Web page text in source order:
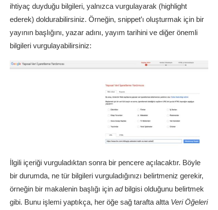
ihtiyaç duyduğu bilgileri, yalnızca vurgulayarak (highlight
ederek) doldurabilirsiniz. Örneğin, snippet’ı oluşturmak için bir
yayının başlığını, yazar adını, yayım tarihini ve diğer önemli
bilgileri vurgulayabilirsiniz:
İlgili içeriği vurguladıktan sonra bir pencere açılacaktır. Böyle
bir durumda, ne tür bilgileri vurguladığınızı belirtmeniz gerekir,
örneğin bir makalenin başlığı için adbilgisi olduğunu belirtmek
gibi. Bunu işlemi yaptıkça, her öğe sağ tarafta altta Veri Öğeleri